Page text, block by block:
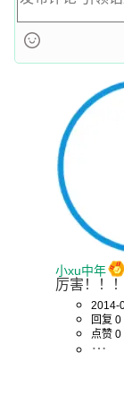
小xu中年
厉害！！！
2014-
回复 0
点赞 0